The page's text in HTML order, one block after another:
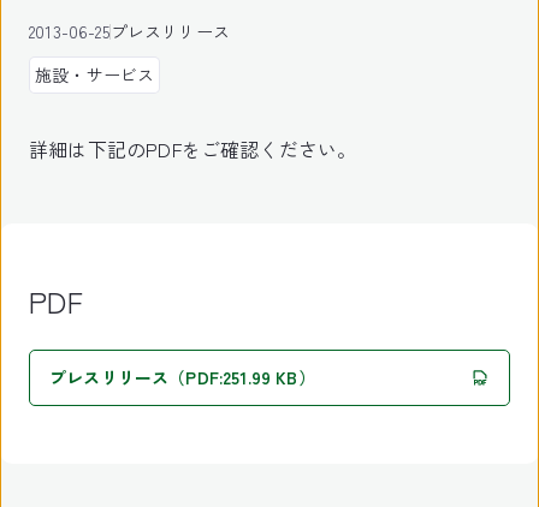
2013-06-25プレスリリース
施設・サービス
詳細は下記のPDFをご確認ください。
PDF
プレスリリース（PDF:251.99 KB）